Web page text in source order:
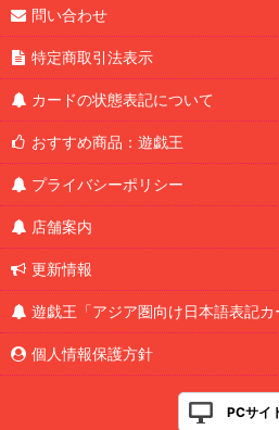
問い合わせ
特定商取引法表示
カードの状態表記について
おすすめ商品：遊戯王
プライバシーポリシー
店舗案内
更新情報
遊戯王「アジア圏向け日本語表記カ
個人情報保護方針
PCサイ